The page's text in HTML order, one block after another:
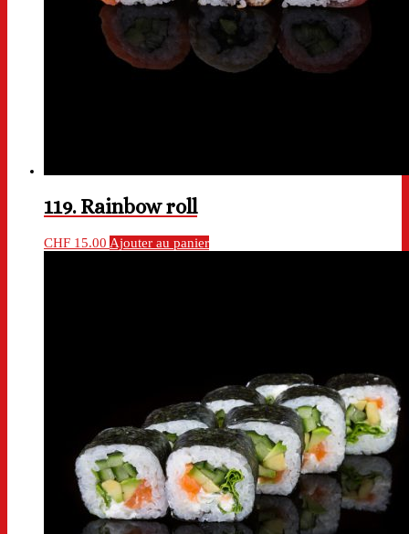
119. Rainbow roll
CHF 15.00 Ajouter au panier